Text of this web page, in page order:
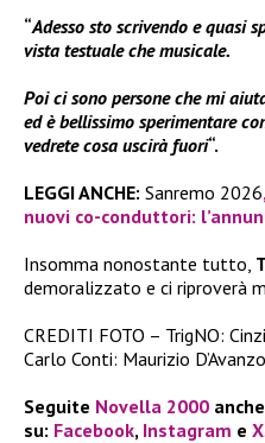
“Adesso sto scrivendo e quasi
vista testuale che musicale.
Poi ci sono persone che mi
ed è bellissimo sperimentare
vedrete cosa uscirà fuori“.
LEGGI ANCHE: Sanremo 2026
nuovi co-conduttori:
Insomma nonostante tutto,
demoralizzato e ci riproverà
CREDITI FOTO – TrigNO:
Carlo Conti: Maurizio
Seguite Novella 2000 anche
su: Facebook, Instagram e X